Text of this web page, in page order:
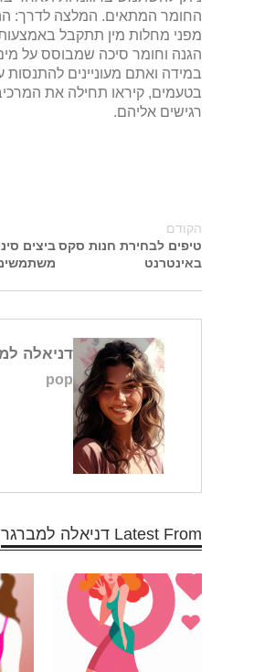
החומר המתאים. המלצה לדרך:
מפני מחלות מין תתקבל
הגנה וחומר סיכה שמבוסס על מים
במידה ואתם מעוניינים
בטעמים, קיראו תחילה את
רגישים אליהם.
הקודם
טיפים לבחירת חנות סקס
באינטרנט
ביצים
דניאלה
pop
Latest From דניאלה למברגר